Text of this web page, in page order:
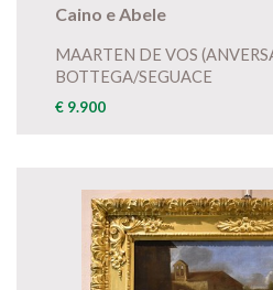
Caino e Abele
MAARTEN DE VOS
BOTTEGA/SEGUACE
€ 9.900